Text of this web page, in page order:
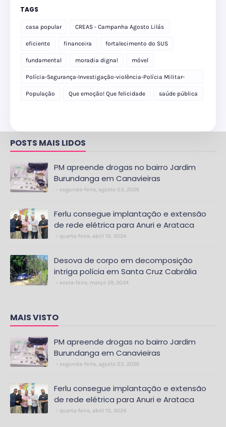
TAGS
casa popular CREAS - Campanha Agosto Lilás
eficiente financeira fortalecimento do SUS
fundamental moradia digna! móvel
Polícia-Segurança-Investigação-violência-Polícia Militar-
delegacia
População Que emoção! Que felicidade saúde pública
POSTS MAIS LIDOS
PM apreende drogas no bairro Jardim
Burundanga em Canavieiras
segunda-feira, agosto 03, 2026
Ferlu consegue implantação e extensão
de rede elétrica para Anuri e Arataca
quarta-feira, abril 10, 2024
Desova de corpo em decomposição
intriga polícia em Santa Cruz Cabrália
sexta-feira, março 29, 2024
MAIS VISTO
PM apreende drogas no bairro Jardim
Burundanga em Canavieiras
segunda-feira, agosto 03, 2026
Ferlu consegue implantação e extensão
de rede elétrica para Anuri e Arataca
quarta-feira, abril 10, 2024